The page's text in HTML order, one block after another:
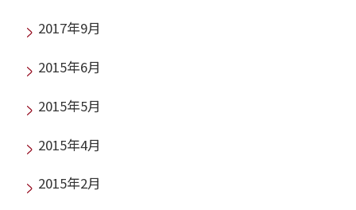
2017年9月
2015年6月
2015年5月
2015年4月
2015年2月